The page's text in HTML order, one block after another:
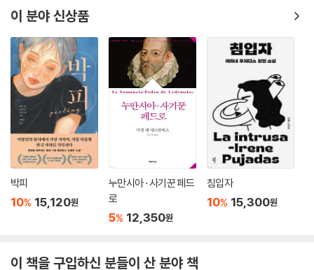
적조차 현실의 빛 속에서 금세 낡는다. 이 서늘한 열림이 곧 《첫 기억》의 문
턱이다.
문체와 형식 - 한 소녀의 호흡으로, 두 개의 시간층을 엮다
마투테의 서술은 일관되게 1인칭이지만, 그 안에는 두 개의 시간이 공존한
다. ‘그때’의 감각으로 휘몰아치듯 서술하다가, 괄호·줄표·겹화살괄호(《 》)
같은 장치로 ‘지금’의 성찰이 비집고 들어온다. 그래서 독자는 종종 하나의
문장 안에서 ‘아직 모르는 나’와 ‘알아버린 나’를 동시에 듣는다. 이 형식은
읽기의 호흡을 소녀의 심장 박동에 맞춘다. 의식의 흐름이 섬의 열기와 엮
이며, 독자는 문장 사이에 숨어 있는 권력의 미세한 손짓-조롱, 무시, 방관,
순응-을 감각적으로 포착한다.
역사적 층위-프랑코 체제, 검열, 그리고 은유의 정치학
《첫기억》은 1959년, 프랑코 독재의 초중반에 나왔다. 소설가였던 마투테
이 분야 신상품
박피
10% 15,120원
누만시아 · 사기꾼 페드
로
5% 12,350원
침입자
10% 15,300원
이 책을 구입하신 분들이 산 분야 책